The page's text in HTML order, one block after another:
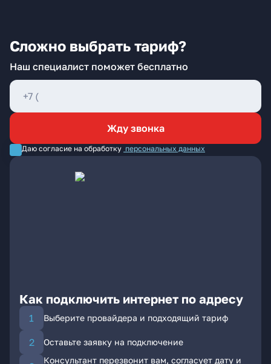
Сложно выбрать тариф?
Наш специалист поможет бесплатно
Жду звонка
Даю согласие на обработку персональных данных
Как подключить интернет по адресу
Выберите провайдера и подходящий тариф
Оставьте заявку на подключение
Консультант перезвонит вам, согласует дату и